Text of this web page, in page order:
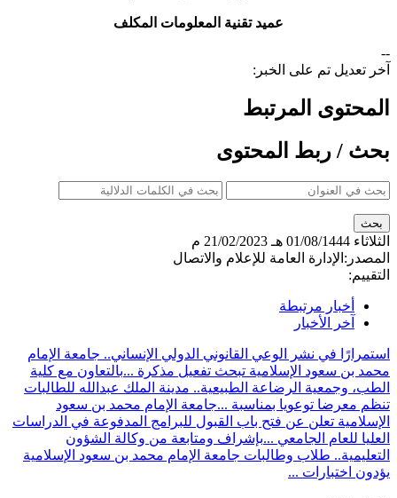
عميد تقنية المعلومات المكلف
--
آخر تعديل تم على الخبر:
المحتوى المرتبط
بحث / ربط المحتوى
الثلاثاء 01/08/1444 هـ
21/02/2023 م
المصدر: الإدارة العامة للإعلام والاتصال
التقييم:
أخبار مرتبطة
آخر الأخبار
استمرارًا في نشر الوعي القانوني الدولي الإنساني.. جامعة الإمام
محمد بن سعود الإسلامية تبحث تفعيل مذكرة ...بالتعاون مع كلية
الطب، وجمعية الرضاعة الطبيعية.. مدينة الملك عبدالله للطالبات
تنظم معرضا توعويا بمناسبة ...جامعة الإمام محمد بن سعود
الإسلامية تعلن عن فتح باب القبول للبرامج المدفوعة في الدراسات
العليا للعام الجامعي ...بإشراف ومتابعة من وكالة الشؤون
التعليمية.. طلاب وطالبات جامعة الإمام محمد بن سعود الإسلامية
يؤدون اختبارات ...